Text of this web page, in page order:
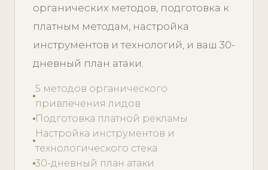
органических методов, подготовка к
платным методам, настройка
инструментов и технологий, и ваш 30-
дневный план атаки.
5 методов органического
привлечения лидов
Подготовка платной рекламы
Настройка инструментов и
технологического стека
30-дневный план атаки